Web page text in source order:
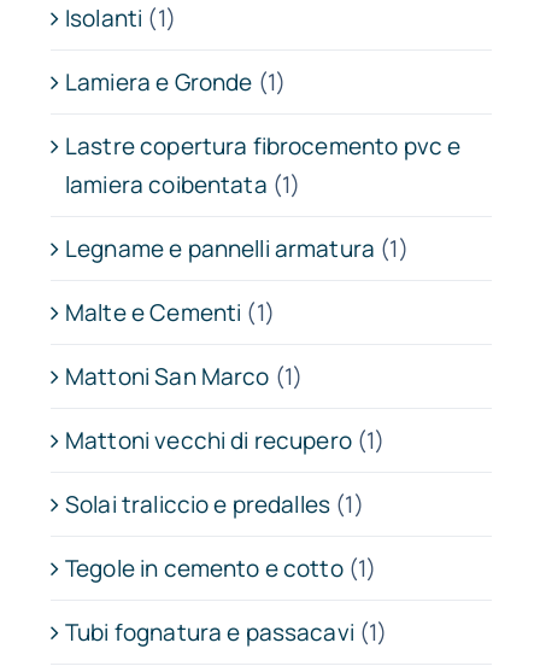
Isolanti (1)
Lamiera e Gronde (1)
Lastre copertura fibrocemento pvc e
lamiera coibentata (1)
Legname e pannelli armatura (1)
Malte e Cementi (1)
Mattoni San Marco (1)
Mattoni vecchi di recupero (1)
Solai traliccio e predalles (1)
Tegole in cemento e cotto (1)
Tubi fognatura e passacavi (1)